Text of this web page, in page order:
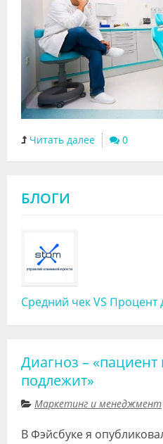
Читать далее 0
БЛОГИ
Средний чек VS
Диагноз –
подлежит»
Маркетинг и менеджмент
В Фэйсбуке я